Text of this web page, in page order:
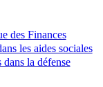
des Finances
les aides sociales
dans la défense